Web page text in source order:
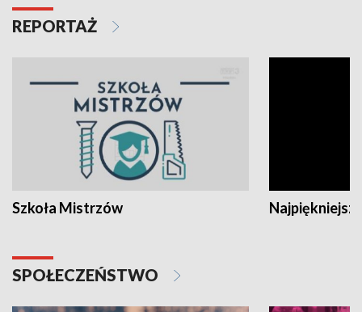
REPORTAŻ
Szkoła Mistrzów
SPOŁECZEŃSTWO